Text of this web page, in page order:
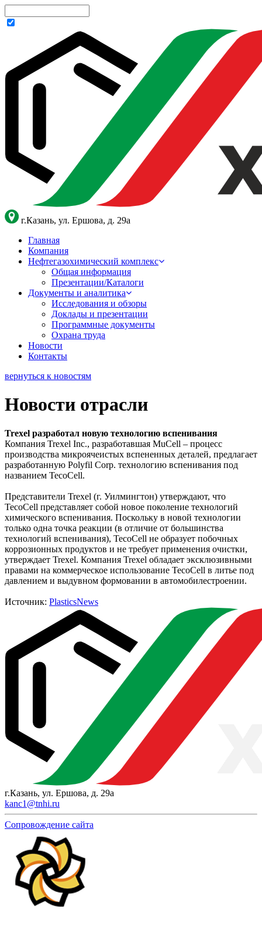
г.Казань, ул. Ершова, д. 29а
Главная
Компания
Нефтегазохимический комплекс
Общая информация
Презентации/Каталоги
Документы и аналитика
Исследования и обзоры
Доклады и презентации
Программные документы
Охрана труда
Новости
Контакты
вернуться к новостям
Новости отрасли
Trexel разработал новую технологию вспенивания
Компания Trexel Inc., разработавшая MuCell – процесс
производства микроячеистых вспененных деталей, предлагает
разработанную Polyfil Corp. технологию вспенивания под
названием TecoCell.
Представители Trexel (г. Уилмингтон) утверждают, что
TecoCell представляет собой новое поколение технологий
химического вспенивания. Поскольку в новой технологии
только одна точка реакции (в отличие от большинства
технологий вспенивания), TecoCell не образует побочных
коррозионных продуктов и не требует применения очистки,
утверждает Trexel. Компания Trexel обладает эксклюзивными
правами на коммерческое использование TecoCell в литье под
давлением и выдувном формовании в автомобилестроении.
Источник: PlasticsNews
г.Казань, ул. Ершова, д. 29а
kanc1@tnhi.ru
Сопровождение сайта